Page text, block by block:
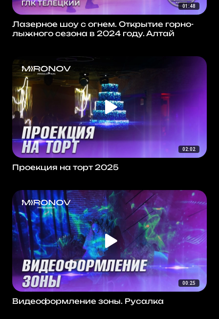
01:48
Лазерное шоу с огнем. Открытие горно-
лыжного сезона в 2024 году. Алтай
02:02
Проекция на торт 2025
00:25
Видеоформление зоны. Русалка